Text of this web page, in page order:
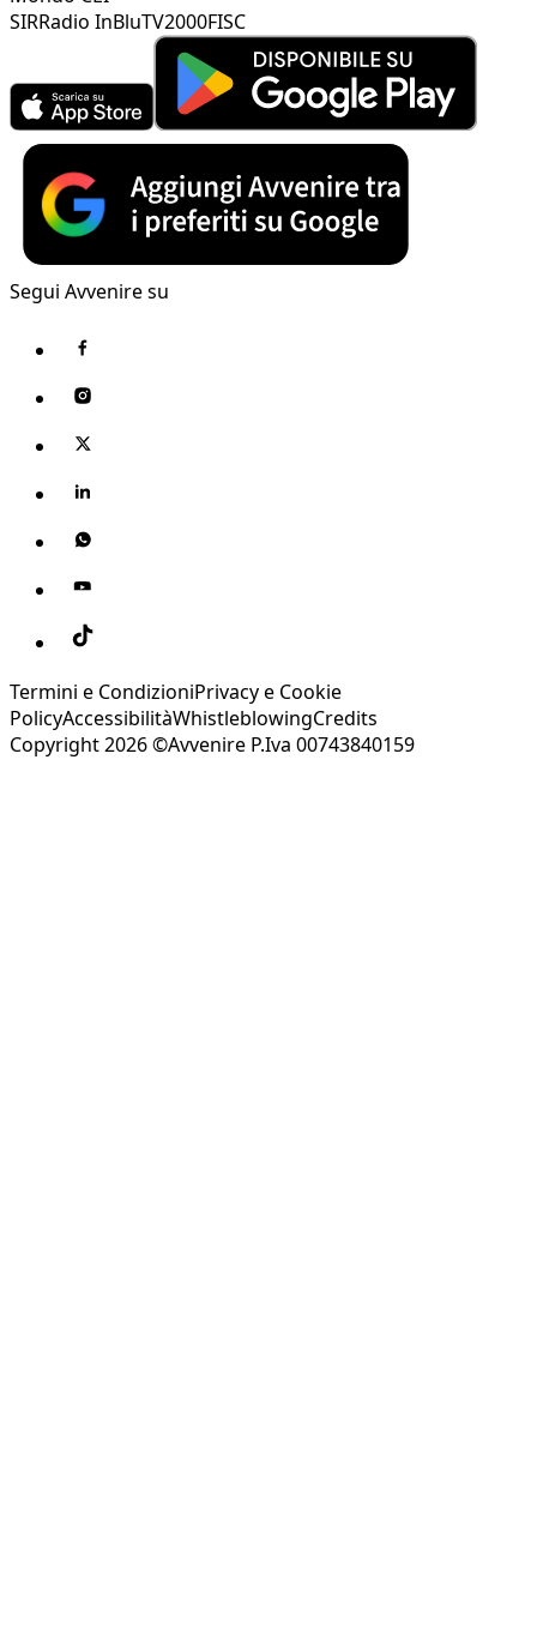
SIRRadio InBluTV2000FISC
Segui Avvenire su
Termini e CondizioniPrivacy e Cookie
PolicyAccessibilitàWhistleblowingCredits
Copyright 2026 ©Avvenire P.Iva 00743840159